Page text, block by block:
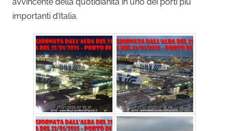
avvincente della quotidianità in uno dei porti più
importanti d’Italia.